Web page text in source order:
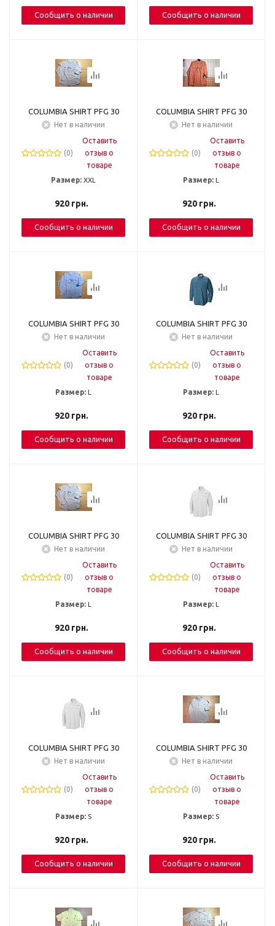
Сообщить о наличии Сообщить о наличии
COLUMBIA SHIRT PFG 30
Нет в наличии
(0)
Оставить
отзыв о
товаре
Размер: XXL
920грн.
Сообщить о наличии
COLUMBIA SHIRT PFG 30
Нет в наличии
(0)
Оставить
отзыв о
товаре
Размер: L
920грн.
Сообщить о наличии
COLUMBIA SHIRT PFG 30
Нет в наличии
(0)
Оставить
отзыв о
товаре
Размер: L
920грн.
Сообщить о наличии
COLUMBIA SHIRT PFG 30
Нет в наличии
(0)
Оставить
отзыв о
товаре
Размер: L
920грн.
Сообщить о наличии
COLUMBIA SHIRT PFG 30
Нет в наличии
(0)
Оставить
отзыв о
товаре
Размер: L
920грн.
Сообщить о наличии
COLUMBIA SHIRT PFG 30
Нет в наличии
(0)
Оставить
отзыв о
товаре
Размер: L
920грн.
Сообщить о наличии
COLUMBIA SHIRT PFG 30
Нет в наличии
(0)
Оставить
отзыв о
товаре
Размер: S
920грн.
Сообщить о наличии
COLUMBIA SHIRT PFG 30
Нет в наличии
(0)
Оставить
отзыв о
товаре
Размер: S
920грн.
Сообщить о наличии